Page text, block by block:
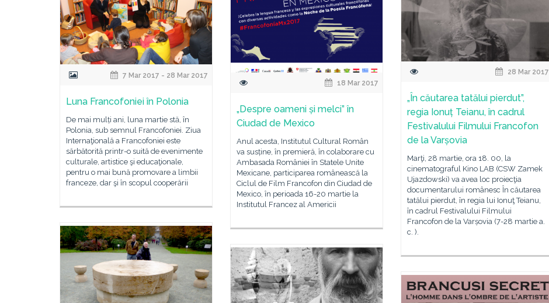
28 Mar 2017
„În căutarea tatălui pierdut”,
regia Ionuț Teianu, în cadrul
Festivalului Filmului Francofon
de la Varșovia
Marţi, 28 martie, ora 18. 00, la
cinematograful Kino LAB (CSW Zamek
Ujazdowski) va avea loc proiecţia
documentarului românesc În căutarea
tatălui pierdut, în regia lui Ionuţ Teianu,
în cadrul Festivalului Filmului
Francofon de la Varșovia (7-28 martie a.
c. ).
7 Mar 2017 - 28 Mar 2017
Luna Francofoniei în Polonia
De mai mulți ani, luna martie stă, în
Polonia, sub semnul Francofoniei. Ziua
Internaţională a Francofoniei este
sărbătorită printr-o suită de evenimente
culturale, artistice şi educaţionale,
pentru o mai bună promovare a limbii
franceze, dar şi în scopul cooperării
18 Mar 2017
„Despre oameni și melci” în
Ciudad de Mexico
Anul acesta, Institutul Cultural Român
va susține, în premieră, în colaborare cu
Ambasada României în Statele Unite
Mexicane, participarea românească la
Ciclul de Film Francofon din Ciudad de
Mexico, în perioada 16-20 martie la
Institutul Francez al Americii